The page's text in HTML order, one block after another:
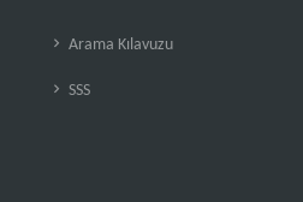
Arama Kılavuzu
SSS